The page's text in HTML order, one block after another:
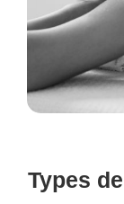
Types